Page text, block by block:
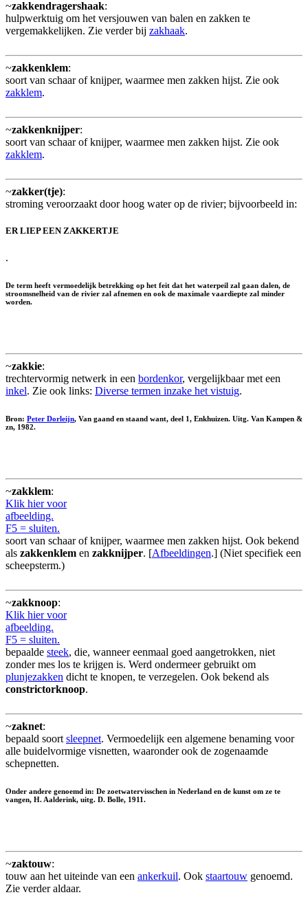
~zakkendragershaak:
hulpwerktuig om het versjouwen van balen en zakken te
vergemakkelijken. Zie verder bij zakhaak.
~zakkenklem:
soort van schaar of knijper, waarmee men zakken hijst. Zie ook
zakklem.
~zakkenknijper:
soort van schaar of knijper, waarmee men zakken hijst. Zie ook
zakklem.
~zakker(tje):
stroming veroorzaakt door hoog water op de rivier; bijvoorbeeld in:
ER LIEP EEN ZAKKERTJE
.
De term heeft vermoedelijk betrekking op het feit dat het waterpeil zal gaan dalen, de
stroomsnelheid van de rivier zal afnemen en ook de maximale vaardiepte zal minder
worden.
~zakkie:
trechtervormig netwerk in een bordenkor, vergelijkbaar met een
inkel. Zie ook links: Diverse termen inzake het vistuig.
Bron: Peter Dorleijn, Van gaand en staand want, deel 1, Enkhuizen. Uitg. Van Kampen &
zn, 1982.
~zakklem:
Klik hier voor
afbeelding.
F5 = sluiten.
soort van schaar of knijper, waarmee men zakken hijst. Ook bekend
als zakkenklem en zakknijper. [Afbeeldingen.] (Niet specifiek een
scheepsterm.)
~zakknoop:
Klik hier voor
afbeelding.
F5 = sluiten.
bepaalde steek, die, wanneer eenmaal goed aangetrokken, niet
zonder mes los te krijgen is. Werd ondermeer gebruikt om
plunjezakken dicht te knopen, te verzegelen. Ook bekend als
constrictorknoop.
~zaknet:
bepaald soort sleepnet. Vermoedelijk een algemene benaming voor
alle buidelvormige visnetten, waaronder ook de zogenaamde
schepnetten.
Onder andere genoemd in: De zoetwatervisschen in Nederland en de kunst om ze te
vangen, H. Aalderink, uitg. D. Bolle, 1911.
~zaktouw:
touw aan het uiteinde van een ankerkuil. Ook staartouw genoemd.
Zie verder aldaar.